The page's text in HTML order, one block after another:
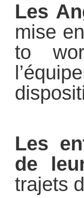
Les
mise
to
Les
de
trajets